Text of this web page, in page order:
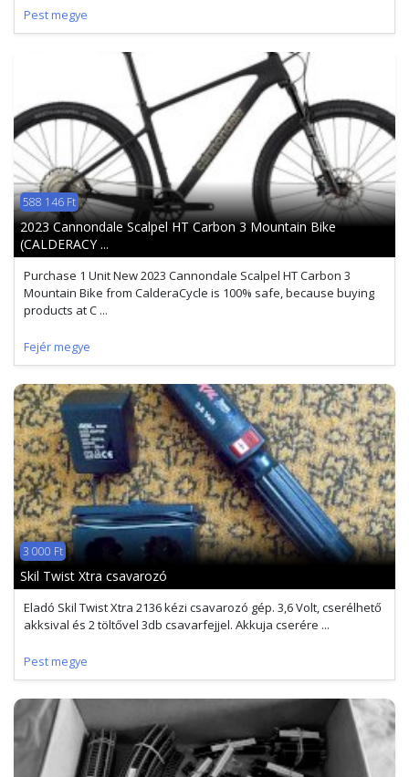
Pest megye
588 146 Ft
2023 Cannondale Scalpel HT Carbon 3 Mountain Bike
(CALDERACY ...
Purchase 1 Unit New 2023 Cannondale Scalpel HT Carbon 3
Mountain Bike from CalderaCycle is 100% safe, because buying
products at C ...
Fejér megye
3 000 Ft
Skil Twist Xtra csavarozó
Eladó Skil Twist Xtra 2136 kézi csavarozó gép. 3,6 Volt, cserélhető
akksival és 2 töltővel 3db csavarfejjel. Akkuja cserére ...
Pest megye